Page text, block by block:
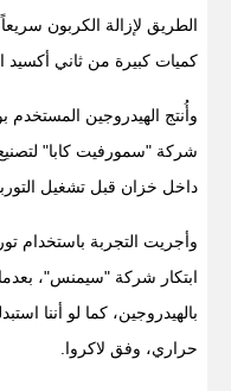
الطريق لإزالة الكربون
كميات كبيرة من ثاني أكسيد
وأُنتج الهيدروجين
شركة "سمورفيت كابا"
داخل خزان قبل تشغيل
ابتكار شركة "سيمنس"،
بالهيدروجين، كما لو أننا
حراري، وفق لاكروا.